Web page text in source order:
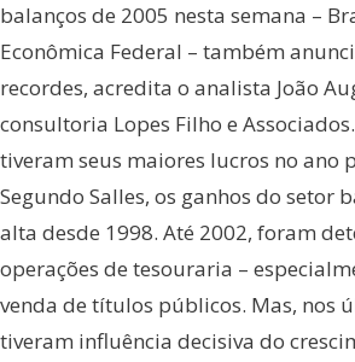
balanços de 2005 nesta semana –
Econômica Federal – também
recordes, acredita o analista João
consultoria Lopes Filho e
tiveram seus maiores lucros no ano
Segundo Salles, os ganhos do setor
alta desde 1998. Até 2002, foram
operações de tesouraria –
venda de títulos públicos. Mas, nos
tiveram influência decisiva do